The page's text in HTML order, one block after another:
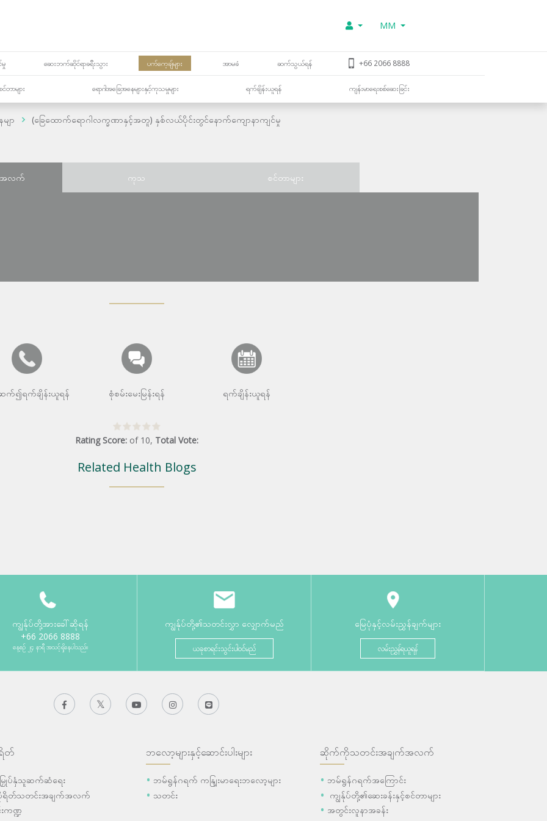
MM
မှု ဆေးဘက်ဆိုင်ရာခရီးသွား ပက်ကေ့ချ်များ အာမခံ ဆက်သွယ်ရန် +66 2066 8888
ာများ ရောဂါအခြေအနေများနှင့်ကုသမှုများ ရက်ချိန်းယူရန် ကျန်းမာရေးစစ်ဆေးခြင်း
ျာ (ခြေထောက်ရောဂါလက္ခဏာနှင့်အတူ) နှစ်လယ်ပိုင်းတွင်နောက်ကျောနာကျင်မှု
အလက် ကုသ စင်တာများ
က်၍ရက်ချိန်းယူရန် စုံစမ်းမေးမြန်းရန် ရက်ချိန်းယူရန်
Rating Score: of 10, Total Vote:
Related Health Blogs
ကျွန်ုပ်တို့အားခေါ်ဆိုရန်
+66 2066 8888
နေ့စဉ် ၂၄ နာရီ အသင့်ရှိနေပါသည်။
ကျွန်ုပ်တို့၏သတင်းလွှာ လျှောက်မည်
ယခုစာရင်းသွင်းပါဝင်မည်
မြေပုံနှင့်လမ်းညွှန်ချက်များ
လမ်းညွှန်ရယူရန်
တ်
မြှုပ်နှံသူဆက်ဆံရေး
ရိတ်သတင်းအချက်အလက်
ကဏ္ဍ
ဘလော့များနှင့်ဆောင်းပါးများ
ဘမ်ရွန်ဂရက် ကနျြးမာရေးဘလော့များ
သတင်း
ဆိုက်ကိုသတင်းအချက်အလက်
ဘမ်ရွန်ဂရက်အကြောင်း
ကျွန်ုပ်တို့၏ဆေးခန်းနှင့်စင်တာများ
အတွင်းလူနာအခန်း